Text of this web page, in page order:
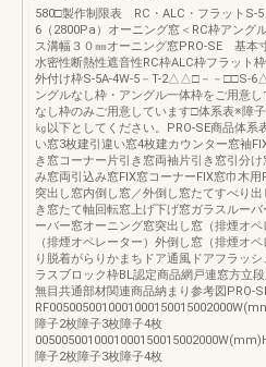
580□製作制限表 RC・ALC・フラットS-
6（2800Pa）オーニング窓＜RC枠アング
ス溝幅３０㎜オーニング窓PRO-SE 基本
水密性断熱性遮音性RC枠ALC枠フラット
外付け枠S-5A-4W-5－T-2△△□－－□□S-
ングルなし枠・アングル一体枠をご用意
なし枠のみご用意しています□体系表※障
㎏以下としてください。PRO-SE商品体系
い窓3枚建引違い窓4枚建カウンター窓袖
き窓コーナー片引き窓両袖片引き窓引分
み窓両引込み窓FIX窓コーナーFIX窓巾木用
突出し窓内倒し窓／外倒し窓たてすべり
き窓たて軸回転窓上げ下げ窓ガラスルー
ーバー窓オーニング窓突出し窓（排煙オ
（排煙オペレーター）外倒し窓（排煙オ
り脱着がらりかまちドア通風ドアフラッ
ラスブロック枠BL認定商品網戸連窓方立
無目共通部材関連商品納まり参考図PRO-
障子2枚障子3枚障子4枚
障子2枚障子3枚障子4枚